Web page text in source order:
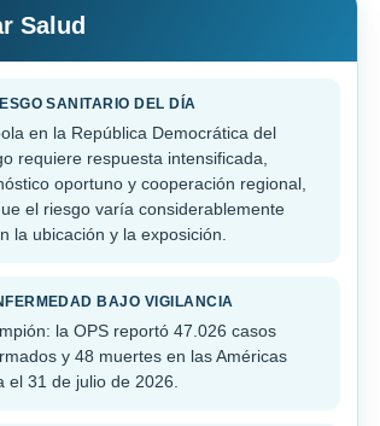
Salud
SANITARIO DEL DÍA
en la República Democrática del
requiere respuesta intensificada,
oportuno y cooperación regional,
el riesgo varía considerablemente
la ubicación y la exposición.
BAJO VIGILANCIA
la OPS reportó 47.026 casos
y 48 muertes en las Américas
el 31 de julio de 2026.